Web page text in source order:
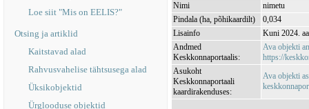
Loe siit "Mis on EELIS?"
Otsing ja artiklid
Kaitstavad alad
Rahvusvahelise tähtsusega alad
Üksikobjektid
Ürglooduse objektid
Nimi
nimetu
Pindala (ha, põhikaardilt)
0,034
Lisainfo
Kuni 2024.
Andmed
Keskkonnaportaalis:
Ava objekti
https://
Asukoht
Keskkonnaportaali
kaardirakenduses:
Ava objekti